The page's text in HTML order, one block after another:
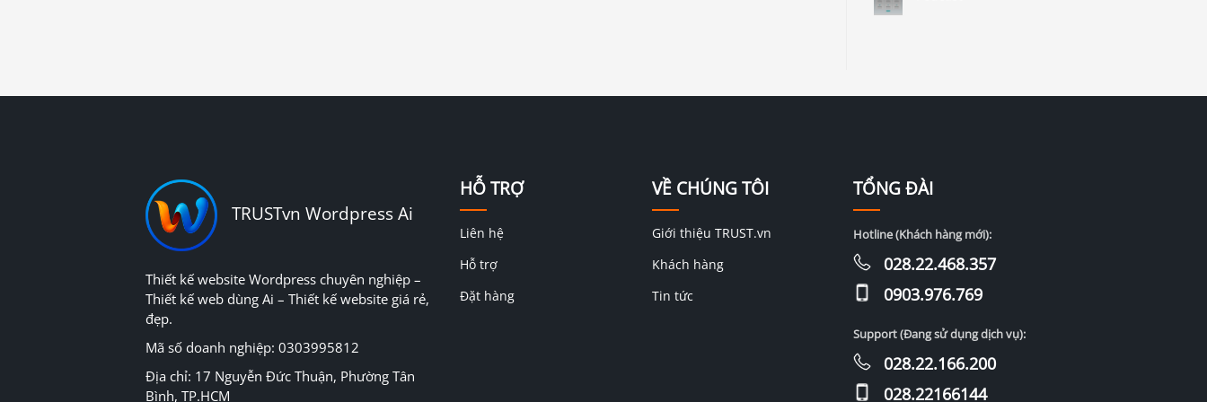
TRUSTvn Wordpress Ai
Thiết kế website Wordpress chuyên nghiệp –
Thiết kế web dùng Ai – Thiết kế website giá rẻ,
đẹp.
Mã số doanh nghiệp: 0303995812
Địa chỉ: 17 Nguyễn Đức Thuận, Phường Tân
Bình, TP.HCM
HỖ TRỢ
Liên hệ
Hỗ trợ
Đặt hàng
VỀ CHÚNG TÔI
Giới thiệu TRUST.vn
Khách hàng
Tin tức
TỔNG ĐÀI
Hotline (Khách hàng mới):
028.22.468.357
0903.976.769
Support (Đang sử dụng dịch vụ):
028.22.166.200
028.22166144